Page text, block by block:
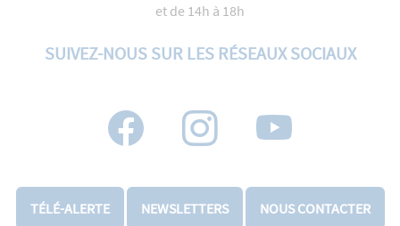
et de 14h à 18h
SUIVEZ-NOUS SUR LES RÉSEAUX SOCIAUX
TÉLÉ-ALERTE NEWSLETTERS NOUS CONTACTER